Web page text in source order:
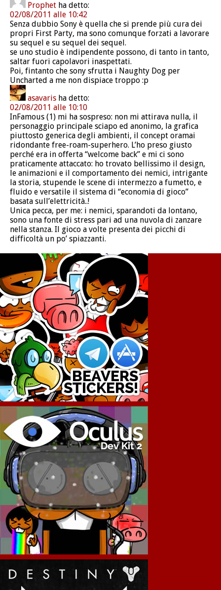
Prophet ha detto:
02/08/2011 alle 10:42
Senza dubbio Sony è quella che si prende più cura dei
propri First Party, ma sono comunque forzati a lavorare
su sequel e su sequel dei sequel.
se uno studio è indipendente possono, di tanto in tanto,
saltar fuori capolavori inaspettati.
Poi, fintanto che sony sfrutta i Naughty Dog per
Uncharted a me non dispiace troppo :p
asavaris ha detto:
02/08/2011 alle 10:10
InFamous (1) mi ha sospreso: non mi attirava nulla, il
personaggio principale sciapo ed anonimo, la grafica
piuttosto generica degli ambienti, il concept oramai
ridondante free-roam-superhero. L’ho preso giusto
perché era in offerta “welcome back” e mi ci sono
praticamente attaccato: ho trovato bellissimo il design,
le animazioni e il comportamento dei nemici, intrigante
la storia, stupende le scene di intermezzo a fumetto, e
fluido e versatile il sistema di “economia di gioco”
basata sull’elettricità..!
Unica pecca, per me: i nemici, sparandoti da lontano,
sono una fonte di stress pari ad una nuvola di zanzare
nella stanza. Il gioco a volte presenta dei picchi di
difficoltà un po’ spiazzanti.